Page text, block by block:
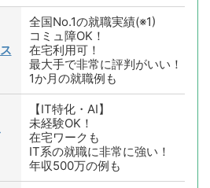
全国No.1の就職実績(※1)
コミュ障OK！
在宅利用可！
最大手で非常に評判がいい！
1か月の就職例も
【IT特化・AI】
未経験OK！
在宅ワークも
IT系の就職に非常に強い！
年収500万の例も